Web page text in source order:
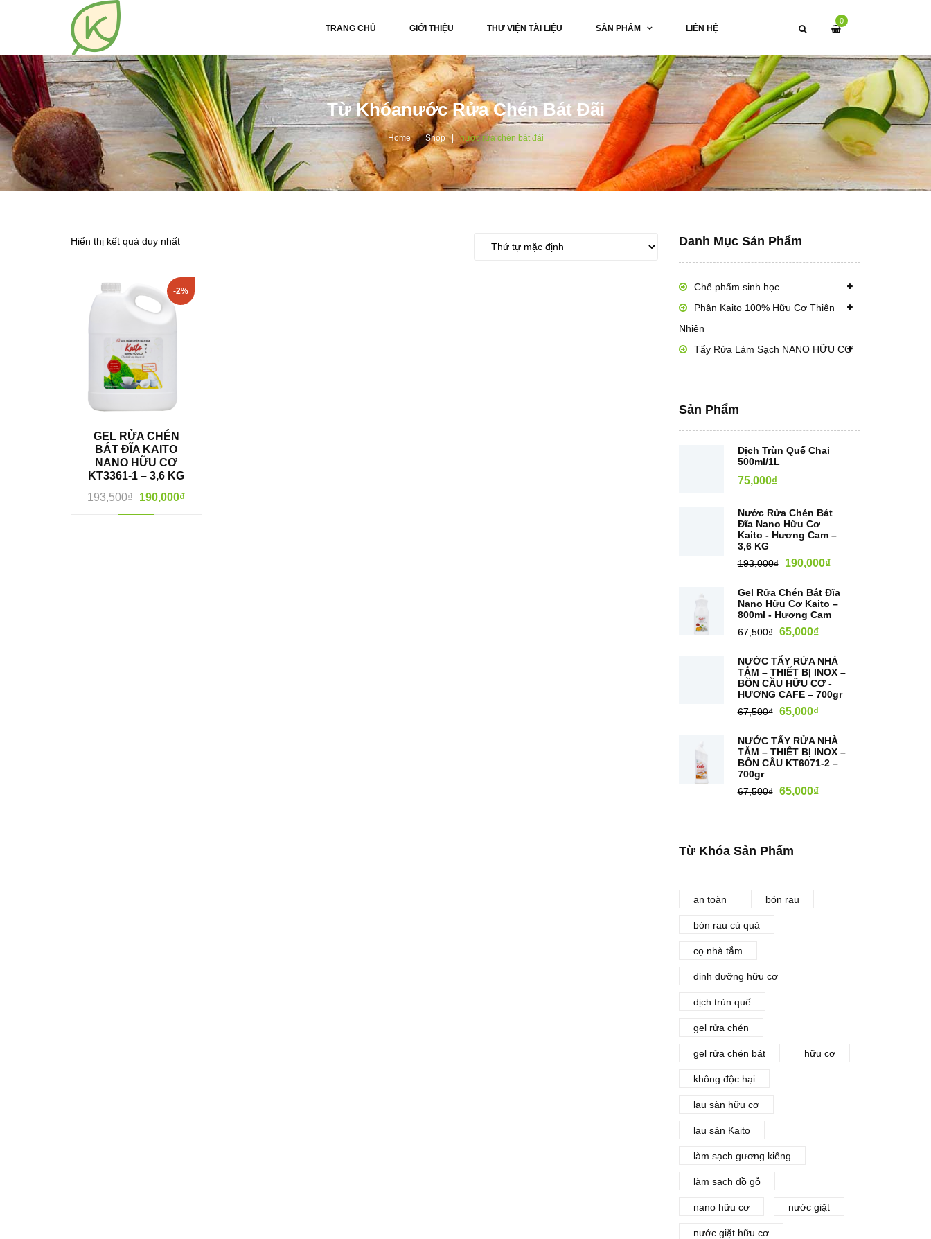
TRANG CHỦ GIỚI THIỆU THƯ VIỆN TÀI LIỆU SẢN PHẨM LIÊN HỆ
0
Từ Khóanước Rửa Chén Bát Đãi
Home Shop nước rửa chén bát đãi
Hiển thị kết quả duy nhất
-2%
GEL RỬA CHÉN
BÁT ĐĨA KAITO
NANO HỮU CƠ
KT3361-1 – 3,6 KG
193,500₫ 190,000₫
Danh Mục Sản Phẩm
Chế phẩm sinh học
Phân Kaito 100% Hữu Cơ Thiên
Nhiên
Tẩy Rửa Làm Sạch NANO HỮU CƠ
Sản Phẩm
Dịch Trùn Quế Chai
500ml/1L
75,000₫
Nước Rửa Chén Bát
Đĩa Nano Hữu Cơ
Kaito - Hương Cam –
3,6 KG
193,000₫ 190,000₫
Gel Rửa Chén Bát Đĩa
Nano Hữu Cơ Kaito –
800ml - Hương Cam
67,500₫ 65,000₫
NƯỚC TẨY RỬA NHÀ
TẮM – THIẾT BỊ INOX –
BỒN CẦU HỮU CƠ -
HƯƠNG CAFE – 700gr
67,500₫ 65,000₫
NƯỚC TẨY RỬA NHÀ
TẮM – THIẾT BỊ INOX –
BỒN CẦU KT6071-2 –
700gr
67,500₫ 65,000₫
Từ Khóa Sản Phẩm
an toàn bón rau
bón rau củ quả
cọ nhà tắm
dinh dưỡng hữu cơ
dịch trùn quế
gel rửa chén
gel rửa chén bát hữu cơ
không độc hại
lau sàn hữu cơ
lau sàn Kaito
làm sạch gương kiểng
làm sạch đồ gỗ
nano hữu cơ nước giặt
nước giặt hữu cơ